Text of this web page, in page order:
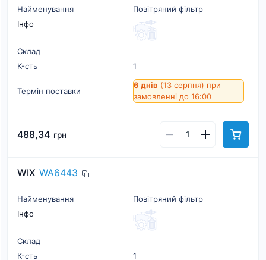
Найменування
Повітряний фільтр
Інфо
Склад
К-cть
1
Термін поставки
6 днів (13 серпня) при
замовленні до 16:00
488,34 грн
WIX WA6443
Найменування
Повітряний фільтр
Інфо
Склад
К-cть
1